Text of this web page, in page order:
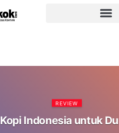
REVIEW
Kopi Indonesia untuk